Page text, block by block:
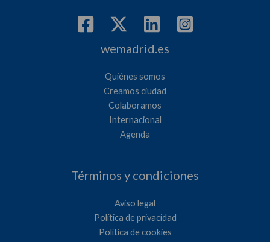
wemadrid.es
Quiénes somos
Creamos ciudad
Colaboramos
Internacional
Agenda
Términos y condiciones
Aviso legal
Política de privacidad
Política de cookies